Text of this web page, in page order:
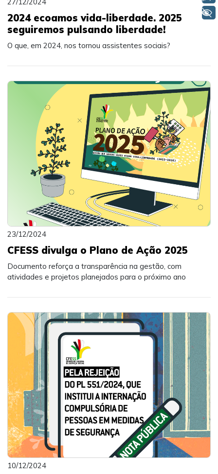
2024 ecoamos vida-liberdade. 2025
seguiremos pulsando liberdade!
O que, em 2024, nos tornou assistentes sociais?
23/12/2024
CFESS divulga o Plano de Ação 2025
Documento reforça a transparência na gestão, com
atividades e projetos planejados para o próximo ano
10/12/2024
+ Acessibilidade